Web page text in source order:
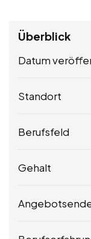
Überblick
Datum
Standort
Berufsfeld
Gehalt